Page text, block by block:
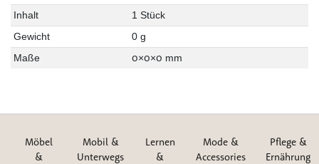
Inhalt
1 Stück
Gewicht
0 g
Maße
0×0×0 mm
Möbel
&
Mobil &
Unterwegs
Lernen
&
Mode &
Accessories
Pflege &
Ernährung